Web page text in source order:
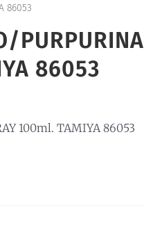
86053
PURPURINA
86053
100ml. TAMIYA 86053